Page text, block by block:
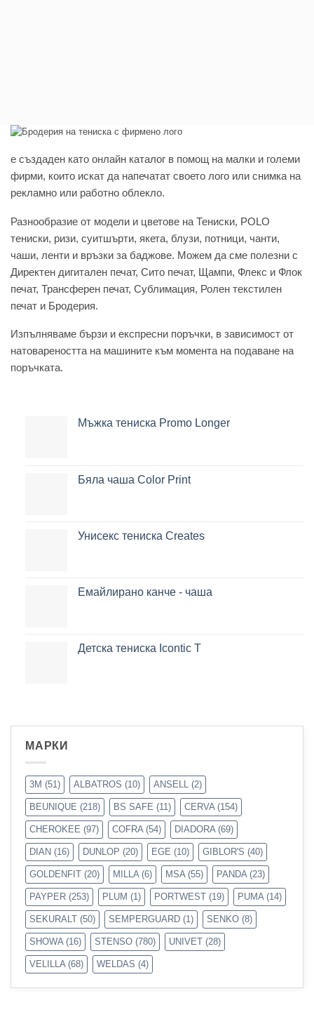
e създаден като онлайн каталог в помощ на малки и големи
фирми, които искат да напечатат своето лого или снимка на
рекламно или работно облекло.
Разнообразие от модели и цветове на Тениски, POLO
тениски, ризи, суитшърти, якета, блузи, потници, чанти,
чаши, ленти и връзки за баджове. Можем да сме полезни с
Директен дигитален печат, Сито печат, Щампи, Флекс и Флок
печат, Трансферен печат, Сублимация, Ролен текстилен
печат и Бродерия.
Изпълняваме бързи и експресни поръчки, в зависимост от
натовареността на машините към момента на подаване на
поръчката.
Мъжка тениска Promo Longer
Бяла чаша Color Print
Унисекс тениска Creates
Емайлирано канче - чаша
Детска тениска Icontic T
МАРКИ
3M (51) ALBATROS (10) ANSELL (2)
BEUNIQUE (218) BS SAFE (11) CERVA(154)
CHEROKEE (97) COFRA(54) DIADORA(69)
DIAN (16) DUNLOP (20) EGE (10) GIBLOR'S (40)
GOLDENFIT (20) MILLA(6) MSA(55) PANDA(23)
PAYPER (253) PLUM (1) PORTWEST (19) PUMA(14)
SEKURALT (50) SEMPERGUARD (1) SENKO (8)
SHOWA(16) STENSO (780) UNIVET (28)
VELILLA(68) WELDAS (4)